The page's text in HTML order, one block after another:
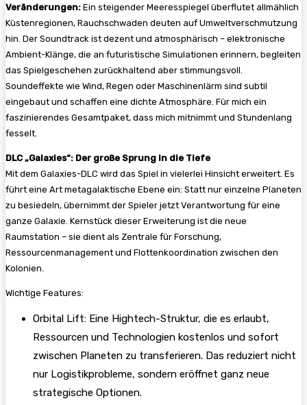
Veränderungen: Ein steigender Meeresspiegel überflutet allmählich
Küstenregionen, Rauchschwaden deuten auf Umweltverschmutzung
hin. Der Soundtrack ist dezent und atmosphärisch – elektronische
Ambient-Klänge, die an futuristische Simulationen erinnern, begleiten
das Spielgeschehen zurückhaltend aber stimmungsvoll.
Soundeffekte wie Wind, Regen oder Maschinenlärm sind subtil
eingebaut und schaffen eine dichte Atmosphäre. Für mich ein
faszinierendes Gesamtpaket, dass mich mitnimmt und Stundenlang
fesselt.
DLC „Galaxies“: Der große Sprung in die Tiefe
Mit dem Galaxies-DLC wird das Spiel in vielerlei Hinsicht erweitert. Es
führt eine Art metagalaktische Ebene ein: Statt nur einzelne Planeten
zu besiedeln, übernimmt der Spieler jetzt Verantwortung für eine
ganze Galaxie. Kernstück dieser Erweiterung ist die neue
Raumstation – sie dient als Zentrale für Forschung,
Ressourcenmanagement und Flottenkoordination zwischen den
Kolonien.
Wichtige Features:
Orbital Lift: Eine Hightech-Struktur, die es erlaubt,
Ressourcen und Technologien kostenlos und sofort
zwischen Planeten zu transferieren. Das reduziert nicht
nur Logistikprobleme, sondern eröffnet ganz neue
strategische Optionen.